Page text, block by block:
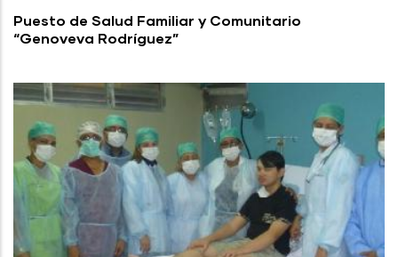
Puesto de Salud Familiar y Comunitario
“Genoveva Rodríguez”